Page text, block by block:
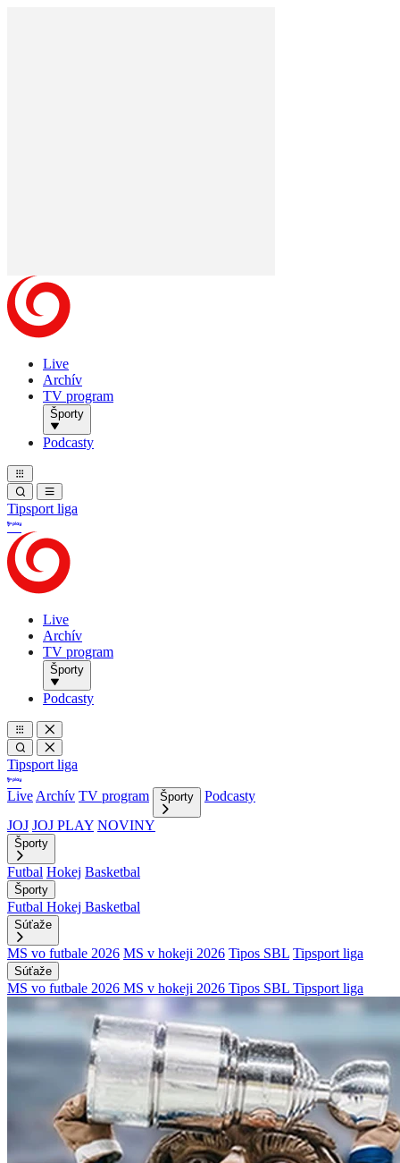
Live
Archív
TV program
Športy
Podcasty
Tipsport liga
Live
Archív
TV program
Športy
Podcasty
Tipsport liga
Live Archív TV program Športy
Podcasty
JOJ JOJ PLAY NOVINY
Športy
Futbal Hokej Basketbal
Športy
Futbal Hokej Basketbal
Súťaže
MS vo futbale 2026 MS v hokeji 2026 Tipos SBL Tipsport liga
Súťaže
MS vo futbale 2026 MS v hokeji 2026 Tipos SBL Tipsport liga